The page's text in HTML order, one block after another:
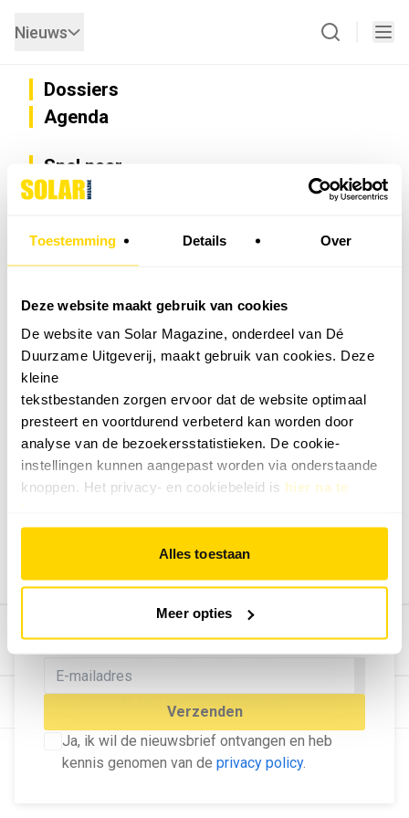
Toestemming Details Over
Deze website maakt gebruik van cookies
De website van Solar Magazine, onderdeel van Dé
Duurzame Uitgeverij, maakt gebruik van cookies. Deze
kleine
tekstbestanden zorgen ervoor dat de website optimaal
presteert en voortdurend verbeterd kan worden door
analyse van de bezoekersstatistieken. De cookie-
instellingen kunnen aangepast worden via onderstaande
knoppen. Het privacy- en cookiebeleid is hier na te
Alles toestaan
Meer opties
MELD U AAN VOOR ONZE
NIEUWSBRIEF
Blijf op de hoogte van het laatste nieuws!
Verzenden
Ja, ik wil de nieuwsbrief ontvangen en heb
kennis genomen van de privacy policy.
Nieuws
Dossiers
Agenda
Snel naar
Privacy
Nieuwsbrief
Vacatures
Installateurzoeker
Cookievoorkeuren wijzigen
English
Geef ons feedback
Vertel ons wat je van onze website vindt.
Tip de redactie
Bekijk hier de mogelijkheden.
© Dé Duurzame Uitgeverij